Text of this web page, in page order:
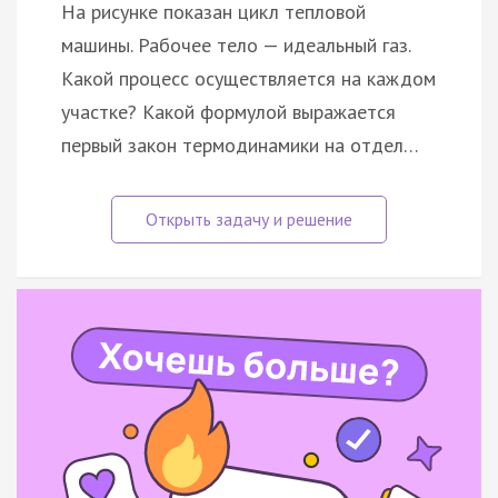
На рисунке показан цикл тепловой
машины. Рабочее тело — идеальный газ.
Какой процесс осуществляется на каждом
участке? Какой формулой выражается
первый закон термодинамики на отдел…